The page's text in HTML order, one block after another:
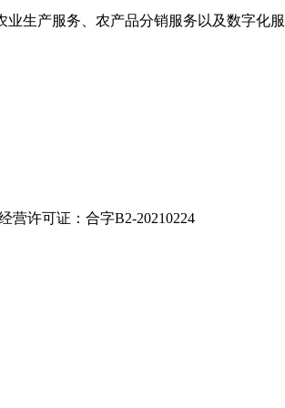
生产服务、农产品分销服务以及数字化服
营许可证：合字B2-20210224